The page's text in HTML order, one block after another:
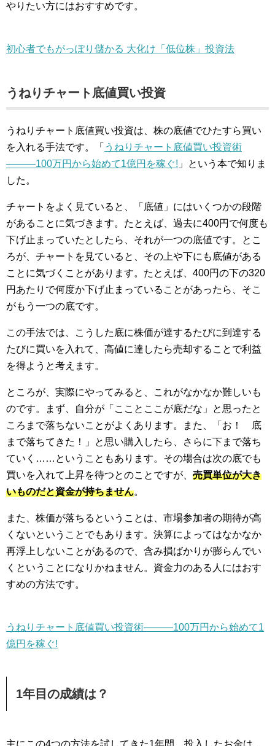
やりたい方にはおすすめです。
初心者でもがっぽり儲かる 大化け「低位株」投資法
うねりチャート底値買い投資
うねりチャート底値買い投資は、株の底値でひたすら買い
を入れる手法です。「 うねりチャート底値買い投資術
―――100万円から始めて1億円を稼ぐ! 」という本で知りま
した。
チャートをよく見ていると、「底値」にはいくつかの段階
があることに気づきます。たとえば、過去に400円で何度も
下げ止まっていたとしたら、それが一つの底値です。とこ
ろが、チャートを見ていると、その上や下にも底値がある
ことに気づくことがあります。たとえば、400円の下の320
円あたりで何度か下げ止まっていることがあったら、そこ
がもう一つの底です。
この手法では、こうした底に株価が達するたびに到達する
たびに買いを入れて、高値に達したら売却することで利益
を得ようと考えます。
ところが、実際にやってみると、これがなかなか難しいも
のです。まず、自分が「こことここが底だな」と思ったと
ころまで落ちないことがよくあります。また、「お！ 底
まで落ちてきた！」と思い購入したら、さらに下まで落ち
ていく……ということもあります。その場合は次の底でも
買いを入れて上昇を待つとのことですが、 売買単位が大き
いものだと資金が持ちません。
また、株価が落ちるということは、市場参加者の期待が高
くないということでもあります。決算によってはなかなか
再浮上しないことがあるので、含み損ばかりが膨らんでい
くということになりかねません。資金力のある人にはおす
すめの方法です。
うねりチャート底値買い投資術―――100万円から始めて1
億円を稼ぐ!
1年目の成績は？
主にこの4つの方法を試してきた1年間。投入したお金は、